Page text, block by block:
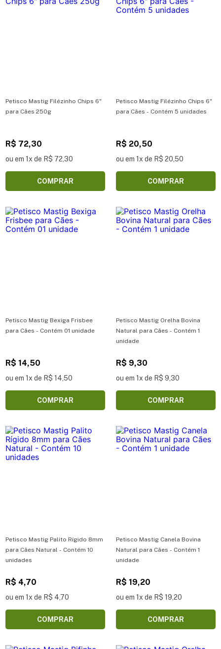
Petisco Mastig Filézinho Chips 6"
para Cães 250g
R$ 72,30
ou em 1x de R$ 72,30
COMPRAR
Petisco Mastig Filézinho Chips 6"
para Cães - Contém 5 unidades
R$ 20,50
ou em 1x de R$ 20,50
COMPRAR
Petisco Mastig Bexiga Frisbee
para Cães - Contém 01 unidade
R$ 14,50
ou em 1x de R$ 14,50
COMPRAR
Petisco Mastig Orelha Bovina
Natural para Cães - Contém 1
unidade
R$ 9,30
ou em 1x de R$ 9,30
COMPRAR
Petisco Mastig Palito Rígido 8mm
para Cães Natural - Contém 10
unidades
R$ 4,70
ou em 1x de R$ 4,70
COMPRAR
Petisco Mastig Canela Bovina
Natural para Cães - Contém 1
unidade
R$ 19,20
ou em 1x de R$ 19,20
COMPRAR